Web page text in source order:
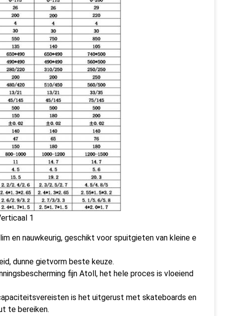
en nauwkeurig, geschikt voor spuitgieten van kleine e
dunne gietvorm beste keuze.
fijn Atoll, het hele proces is vloeiend
is het uitgerust met skateboards en
te bereiken.